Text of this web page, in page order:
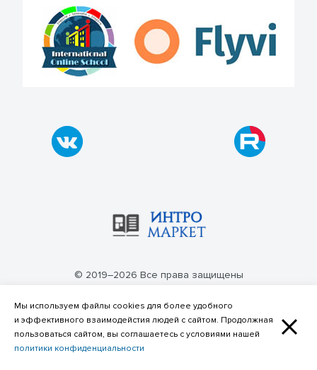
Фильтр по категориям материалов
© 2019–2026 Все права защищены
Политика конфиденциальности
Мы используем файлы cookies для более удобного
и эффективного взаимодейстия людей с сайтом. Продолжная
пользоваться сайтом, вы соглашаетесь с условиями нашей
политики конфиденциальности